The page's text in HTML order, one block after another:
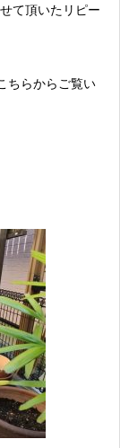
て頂いたリピー
らからご覧い